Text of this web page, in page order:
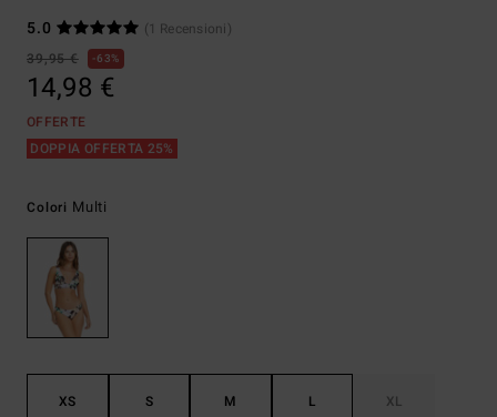
5.0
(1 Recensioni)
39,95 €
63%
14,98 €
OFFERTE
DOPPIA OFFERTA 25%
Colori Multi
XS S M L XL